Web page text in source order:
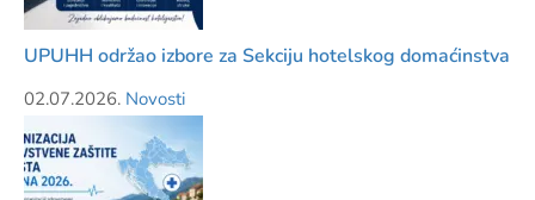
UPUHH održao izbore za Sekciju hotelskog domaćinstva
02.07.2026. Novosti